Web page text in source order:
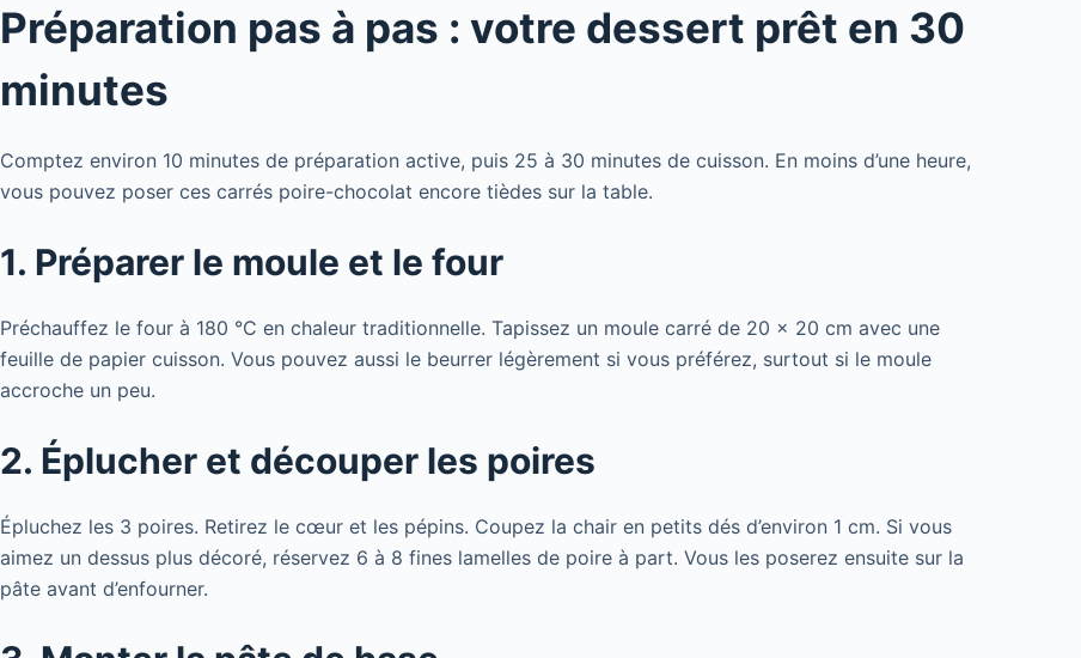
Préparation pas à pas : votre dessert prêt en 30
minutes
Comptez environ 10 minutes de préparation active, puis 25 à 30 minutes de cuisson. En moins d’une heure,
vous pouvez poser ces carrés poire-chocolat encore tièdes sur la table.
1. Préparer le moule et le four
Préchauffez le four à 180 °C en chaleur traditionnelle. Tapissez un moule carré de 20 x 20 cm avec une
feuille de papier cuisson. Vous pouvez aussi le beurrer légèrement si vous préférez, surtout si le moule
accroche un peu.
2. Éplucher et découper les poires
Épluchez les 3 poires. Retirez le cœur et les pépins. Coupez la chair en petits dés d’environ 1 cm. Si vous
aimez un dessus plus décoré, réservez 6 à 8 fines lamelles de poire à part. Vous les poserez ensuite sur la
pâte avant d’enfourner.